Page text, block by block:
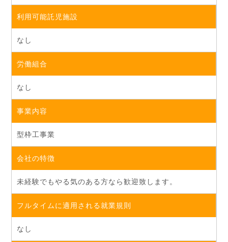
利用可能託児施設
なし
労働組合
なし
事業内容
型枠工事業
会社の特徴
未経験でもやる気のある方なら歓迎致します。
フルタイムに適用される就業規則
なし